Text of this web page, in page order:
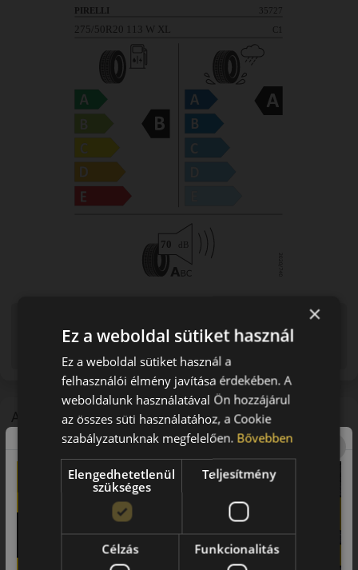
A mintázat
Pirelli P Zero Sport PZ4 – Sportos prémium abroncs
A Pirelli P
Sport PZ4 egy prémium sportabroncs, amelyet
nagy teljesítményű járművekhez fejlesztettek.
Futófelület és tapadás
jellegűek. Előfordulhat, hogy még a korábbi EU-s címkével
×
Ez a weboldal sütiket használ
Ez a weboldal sütiket használ a
felhasználói élmény javítása érdekében. A
weboldalunk használatával Ön hozzájárul
az összes süti használatához, a Cookie
szabályzatunknak megfelelően. Bővebben
Elengedhetetlenül
szükséges
Teljesítmény
Célzás Funkcionalitás